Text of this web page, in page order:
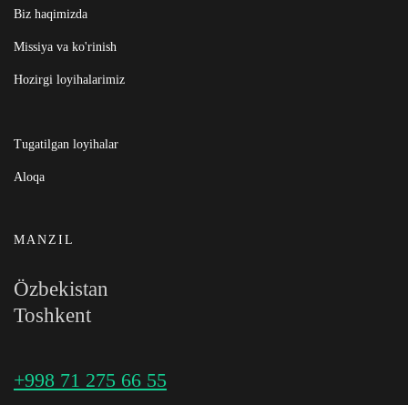
Biz haqimizda
Missiya va ko'rinish
Hozirgi loyihalarimiz
Tugatilgan loyihalar
Aloqa
MANZIL
Özbekistan
Toshkent
+998 71 275 66 55